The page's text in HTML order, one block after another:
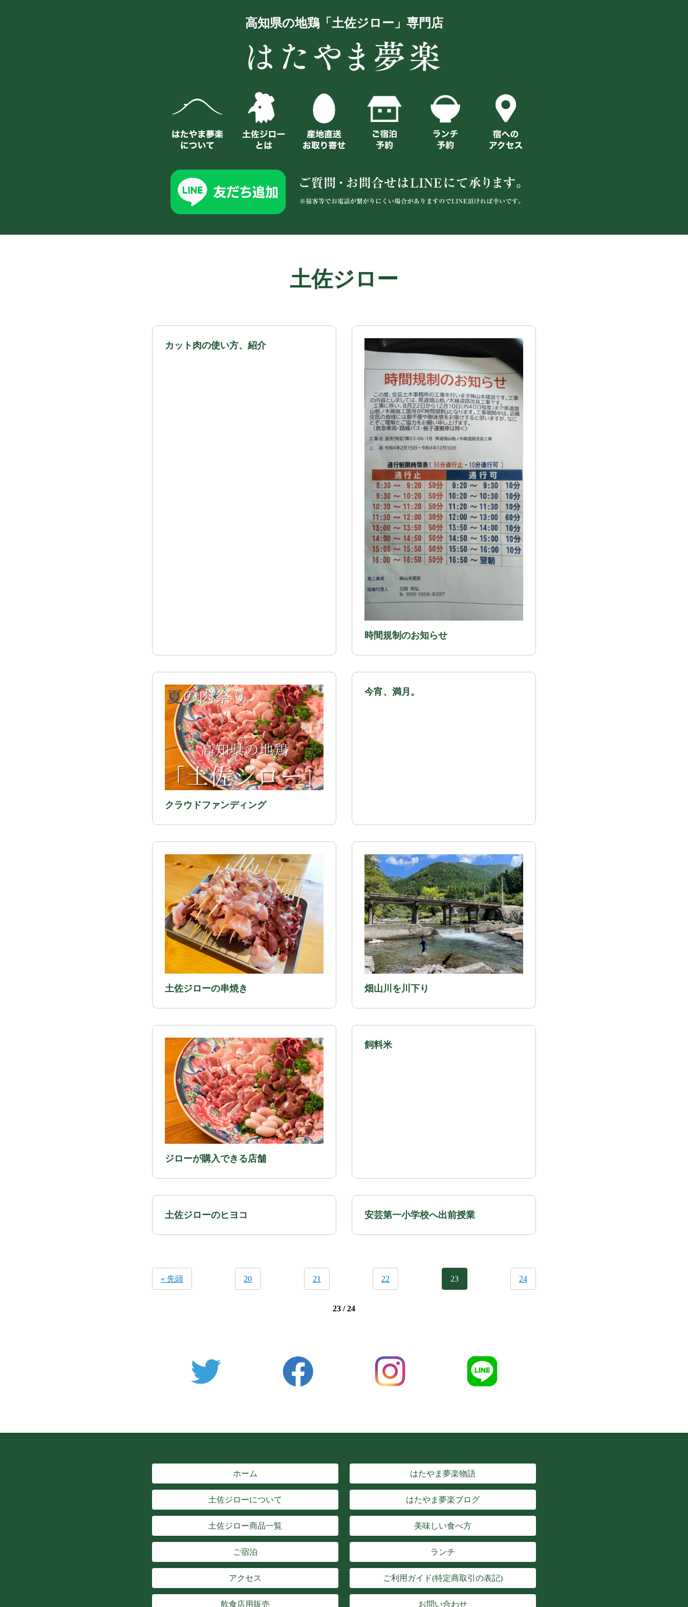
高知県の地鶏「土佐ジロー」専門店
土佐ジロー
カット肉の使い方、紹介
時間規制のお知らせ
クラウドファンディング
今宵、満月。
土佐ジローの串焼き 畑山川を川下り
ジローが購入できる店舗
飼料米
土佐ジローのヒヨコ 安芸第一小学校へ出前授業
23 / 24
« 先頭 20 21 22 23 24
ホーム はたやま夢楽物語
土佐ジローについて はたやま夢楽ブログ
土佐ジロー商品一覧 美味しい食べ方
ご宿泊 ランチ
アクセス ご利用ガイド(特定商取引の表記)
飲食店用販売 お問い合わせ